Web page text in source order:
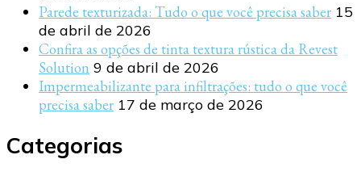
Parede texturizada: Tudo o que você precisa saber 15
de abril de 2026
Confira as opções de tinta textura rústica da Revest
Solution 9 de abril de 2026
Impermeabilizante para infiltrações: tudo o que você
precisa saber 17 de março de 2026
Categorias